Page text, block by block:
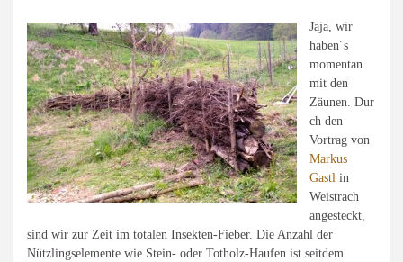
Jaja, wir
haben´s
momentan
mit den
Zäunen. Dur
ch den
Vortrag von
Markus
Gastl in
Weistrach
angesteckt,
sind wir zur Zeit im totalen Insekten-Fieber. Die Anzahl der
Nützlingselemente wie Stein- oder Totholz-Haufen ist seitdem